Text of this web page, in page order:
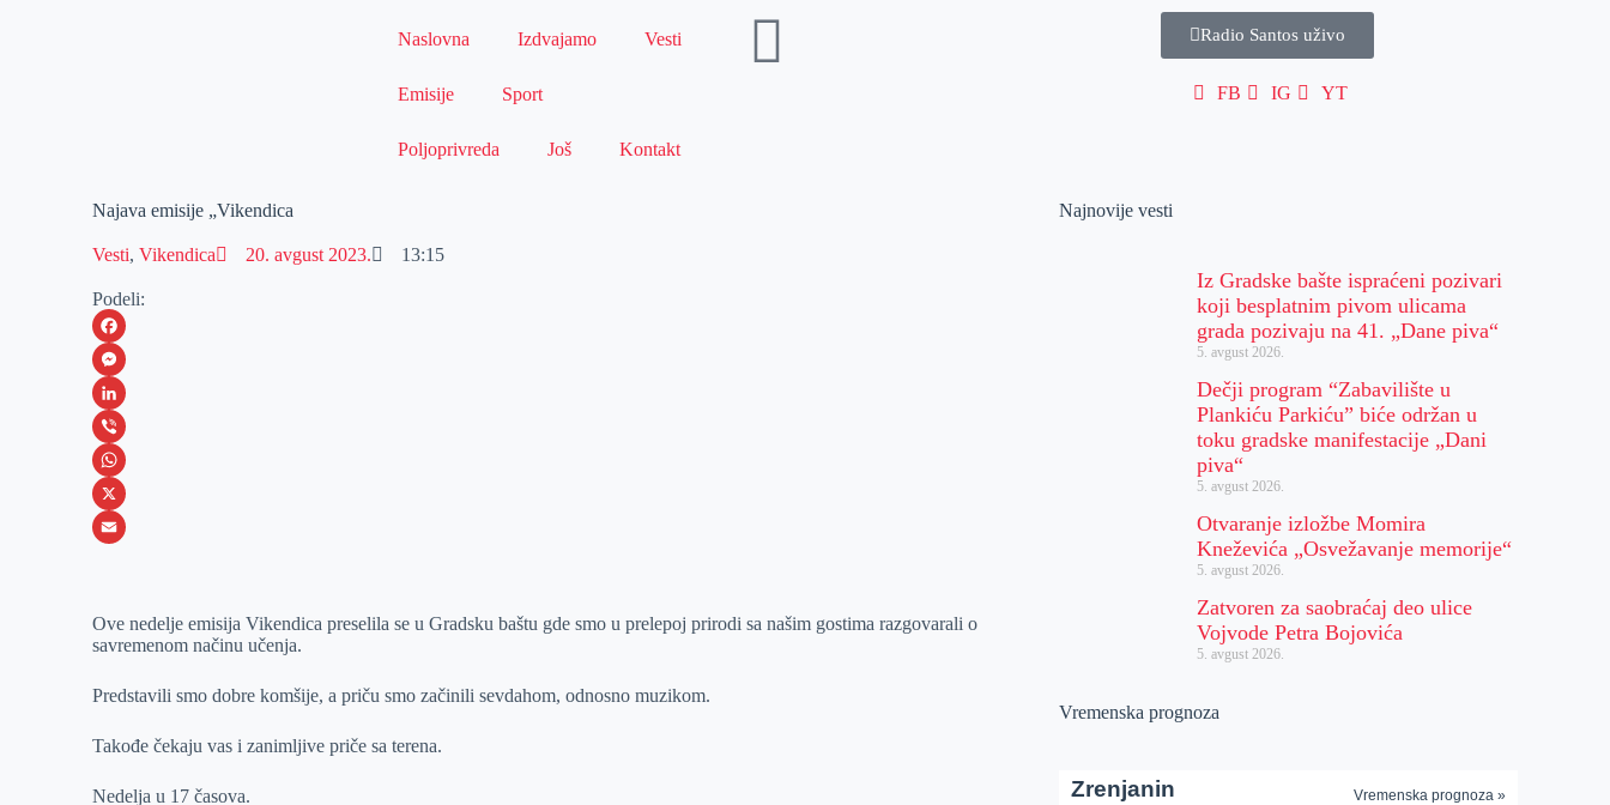
Naslovna Izdvajamo Vesti
Emisije Sport
Poljoprivreda Još Kontakt
Radio Santos uživo
FB IG YT
Najava emisije „Vikendica
Vesti,Vikendica 20. avgust 2023. 13:15
Podeli:
F
a
c
e
b
o
M
e
s
s
e
e
L
i
n
k
I
V
i
b
W
h
s
p
X
a
l
Ove nedelje emisija Vikendica preselila se u Gradsku baštu gde smo u prelepoj prirodi sa našim gostima razgovarali o
savremenom načinu učenja.
Predstavili smo dobre komšije, a priču smo začinili sevdahom, odnosno muzikom.
Takođe čekaju vas i zanimljive priče sa terena.
Nedelja u 17 časova.
Najnovije vesti
Iz Gradske bašte ispraćeni pozivari
koji besplatnim pivom ulicama
grada pozivaju na 41. „Dane piva“
5. avgust 2026.
Dečji program “Zabavilište u
Plankiću Parkiću” biće održan u
toku gradske manifestacije „Dani
piva“
5. avgust 2026.
Otvaranje izložbe Momira
Kneževića „Osvežavanje memorije“
5. avgust 2026.
Zatvoren za saobraćaj deo ulice
Vojvode Petra Bojovića
5. avgust 2026.
Vremenska prognoza